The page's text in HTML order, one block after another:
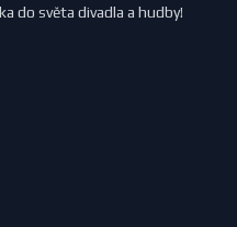
do světa divadla a hudby!